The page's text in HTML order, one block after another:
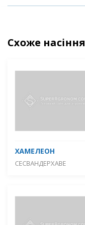
Схоже насіння
ХАМЕЛЕОН
СЕСВАНДЕРХАВЕ